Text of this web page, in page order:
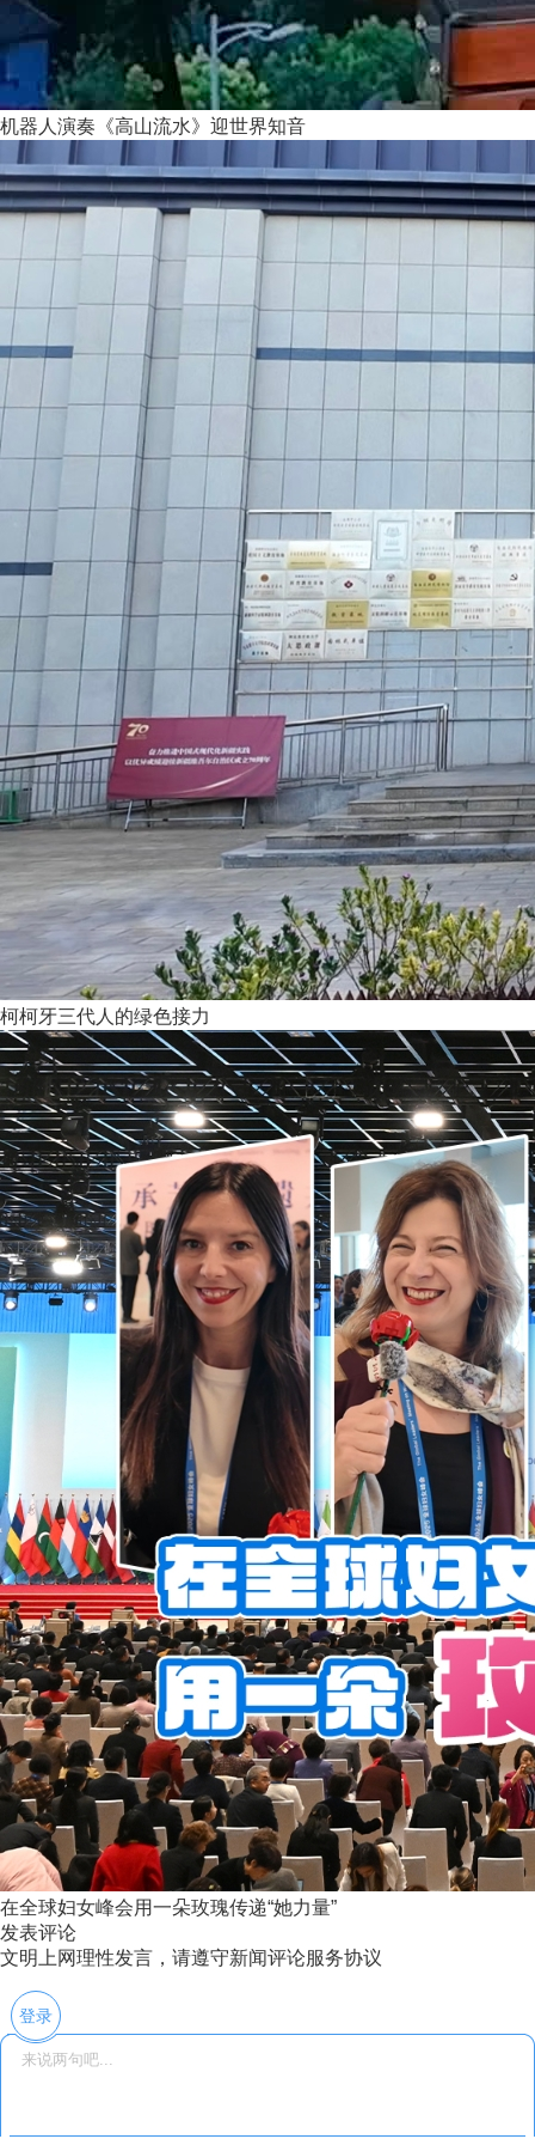
机器人演奏《高山流水》迎世界知音
柯柯牙三代人的绿色接力
在全球妇女峰会用一朵玫瑰传递“她力量”
发表评论
文明上网理性发言，请遵守新闻评论服务协议
登录